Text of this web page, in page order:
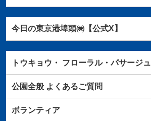
今日の東京港埠頭㈱【公式X】
トウキョウ・ フローラル・パサージュ
公園全般よくあるご質問
ボランティア